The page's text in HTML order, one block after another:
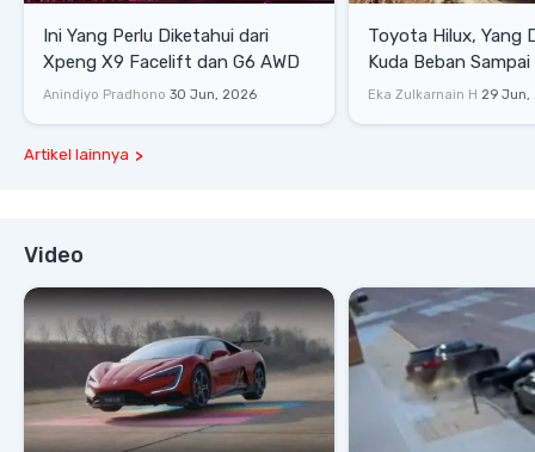
Ini Yang Perlu Diketahui dari
Xpeng X9 Facelift dan G6 AWD
Anindiyo Pradhono 30 Jun, 2026
Toyota Hilux, Yang
Kuda Beban
Lifestyle
Eka Zulkarnain H 29 Jun,
Artikel lainnya
Video